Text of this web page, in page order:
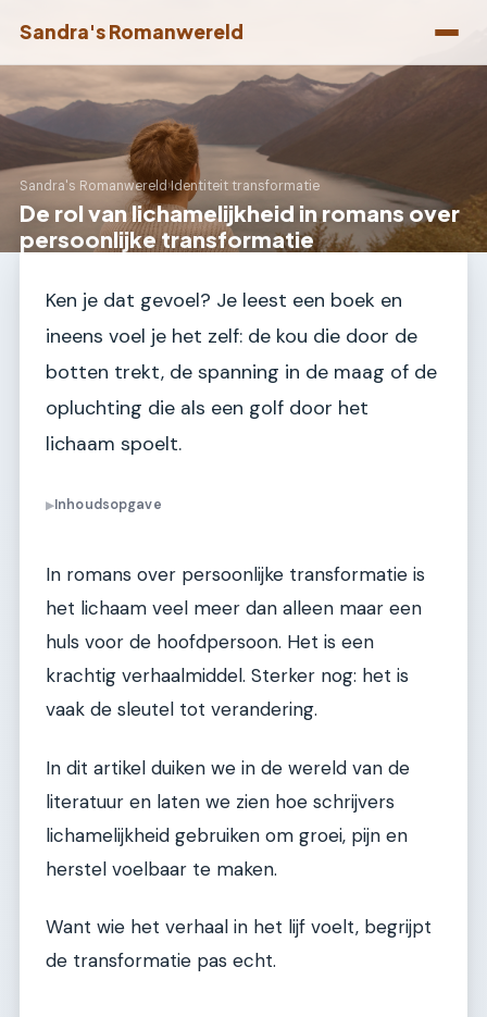
Sandra's Romanwereld
Sandra's Romanwereld›Identiteit transformatie
De rol van lichamelijkheid in romans over
persoonlijke transformatie
Ken je dat gevoel? Je leest een boek en
ineens voel je het zelf: de kou die door de
botten trekt, de spanning in de maag of de
opluchting die als een golf door het
lichaam spoelt.
▶Inhoudsopgave
In romans over persoonlijke transformatie is
het lichaam veel meer dan alleen maar een
huls voor de hoofdpersoon. Het is een
krachtig verhaalmiddel. Sterker nog: het is
vaak de sleutel tot verandering.
In dit artikel duiken we in de wereld van de
literatuur en laten we zien hoe schrijvers
lichamelijkheid gebruiken om groei, pijn en
herstel voelbaar te maken.
Want wie het verhaal in het lijf voelt, begrijpt
de transformatie pas echt.